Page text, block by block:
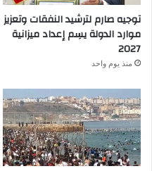
توجيه صارم لترشيد النفقات وتعزيز
موارد الدولة يسِم إعداد ميزانية
2027
منذ يوم واحد